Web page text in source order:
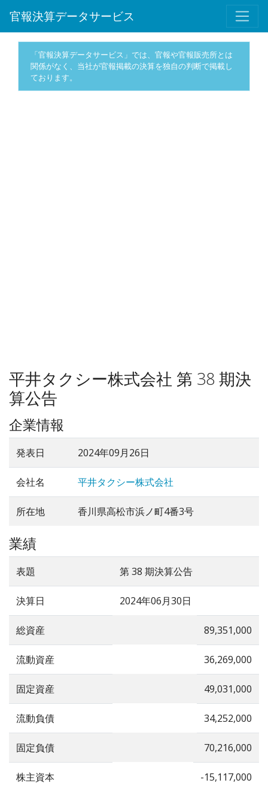
官報決算データサービス
「官報決算データサービス」では、官報や官報販売所とは
関係がなく、当社が官報掲載の決算を独自の判断で掲載し
ております。
平井タクシー株式会社 第 38 期決
算公告
企業情報
発表日 2024年09月26日
会社名 平井タクシー株式会社
所在地 香川県高松市浜ノ町4番3号
業績
表題 第 38 期決算公告
決算日 2024年06月30日
総資産 89,351,000
流動資産 36,269,000
固定資産 49,031,000
流動負債 34,252,000
固定負債 70,216,000
株主資本 -15,117,000